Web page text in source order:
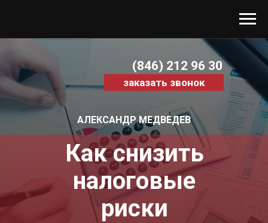
(846) 212 96 30
заказать звонок
Как снизить
налоговые
риски
АЛЕКСАНДР МЕДВЕДЕВ